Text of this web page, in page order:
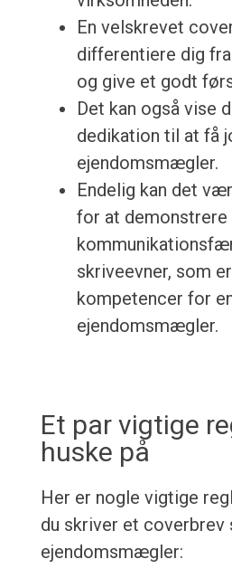
En velskrevet
differentiere dig
og give et godt
Det kan også vise
dedikation til at få
ejendomsmægler.
Endelig kan det
for at demonstrere
skriveevner, som
kompetencer for
ejendomsmægler.
Et par vigtige
huske på
Her er nogle vigtige
du skriver et coverbrev
ejendomsmægler: